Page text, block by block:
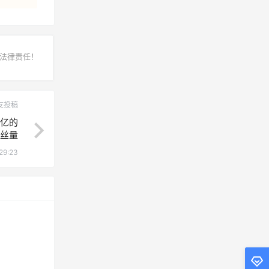
律责任！
投稿
的
量